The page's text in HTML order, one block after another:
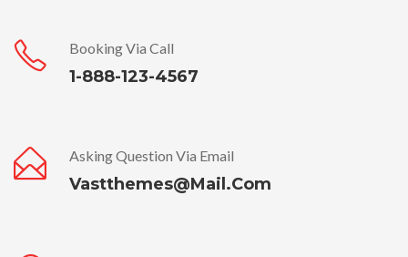
Booking Via Call
1-888-123-4567
Asking Question Via Email
Vastthemes@mail.com